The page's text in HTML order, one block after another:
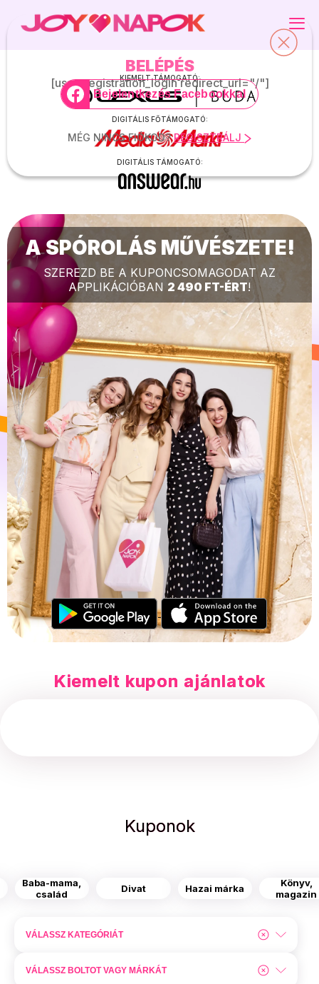
DIGITÁLIS KUPONOK
PROGRAMOK
GYAKRAN ISMÉTELT KÉRDÉSEK
JOY.HU
MAGAZIN ELŐFIZETÉS
SEGÍTHETÜNK? -> APP@JOY.HU
KEDVENC KUPONJAIM
ADATAIM
KIJELENTKEZÉS
KIEMELT TÁMOGATÓ:
DIGITÁLIS FŐTÁMOGATÓ:
DIGITÁLIS TÁMOGATÓ:
A SPÓROLÁS MŰVÉSZETE!
SZEREZD BE A KUPONCSOMAGODAT AZ
APPLIKÁCIÓBAN 2 490 FT-ÉRT!
Kiemelt kupon ajánlatok
Kuponok
Baba-mama,
család
Divat Hazai márka
Könyv,
magazin
BELÉPÉS
[user_registration_login redirect_url="/"]
Bejelentkezés Facebookkal
MÉG NINCS FIÓKOD?REGISZTRÁLJ